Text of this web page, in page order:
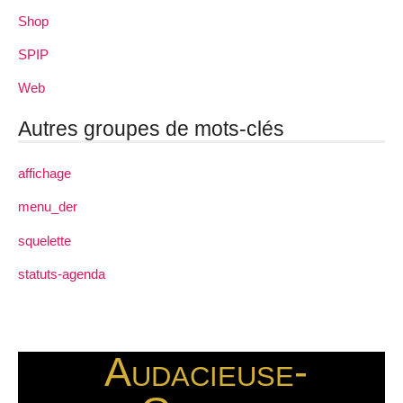
Shop
SPIP
Web
Autres groupes de mots-clés
affichage
menu_der
squelette
statuts-agenda
Audacieuse-